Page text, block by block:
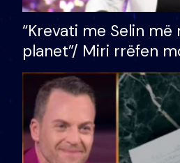
“Krevati me Selin
planet”/ Miri rrëfen
bukura në shtëpinë e
mungojë zilja e